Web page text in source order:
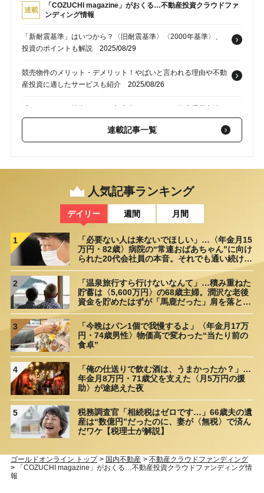
連載
「COZUCHI magazine」がおくる…不動産投資クラウドファ
ンディング情報
「新耐震基準」はいつから？〈旧耐震基準〉〈2000年基準〉、
投資のポイントも解説 2025/08/29
競売物件のメリット・デメリット！やばいと言われる理由や不動
産投資に適したサービスも紹介 2025/08/26
「ほったらかし投資」とは？初心者におすすめの資産運用方法6
選2025/08/22
不動産登記における建物の「登記事項証明書」とは？種類・取得
利用できる住宅ローンの種類【AFPが解説】2025/08/15
連載記事一覧
人気記事ランキング
デイリー 週間 月間
1
「必要ない人は来ないでほしい」…〈年金月15
万円・82歳〉病院の“常連おばあちゃん”に向け
られた20代会社員の本音。それでも通い続ける
2
「温泉旅行すら行けないなんて」…積み重ねた
貯蓄は〈5,600万円〉の68歳主婦。潤沢な老後
資金を貯めたはずが「馬鹿だった」肩を落とす
3
「今晩はパン1個で我慢するよ」〈年金月17万
円・74歳男性〉物価高で変わった“当たり前の
食卓”
4
「俺の仕送りで飲む酒は、うまかったか？」…
年金月8万円・71歳父を支えた〈月5万円の援
助〉が途絶えた夜
5
税務調査官「相続税はゼロです…」66歳夫の遺
産は“数億円”だったのに、妻が〈無税〉で済ん
だワケ【税理士が解説】
ゴールドオンライン トップ > 国内不動産 > 不動産クラウドファンディング
>
「COZUCHI magazine」がおくる…不動産投資クラウドファンディング情
報